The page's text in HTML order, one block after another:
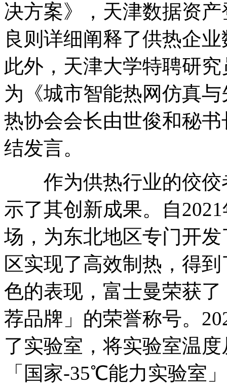
决方案》，天津数据资
良则详细阐释了供热企
此外，天津大学特聘研
为《城市智能热网仿真
热协会会长由世俊和秘
结发言。
作为供热行业的佼佼
示了其创新成果。自
场，为东北地区专门开
区实现了高效制热，得
色的表现，富士曼荣获
荐品牌」的荣誉称号。
了实验室，将实验室温
「国家-35℃能力实验室